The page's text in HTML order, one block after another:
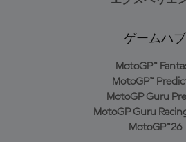
ゲームハブ
MotoGP™
MotoGP™
MotoGP Guru
MotoGP Guru
MotoGP™26